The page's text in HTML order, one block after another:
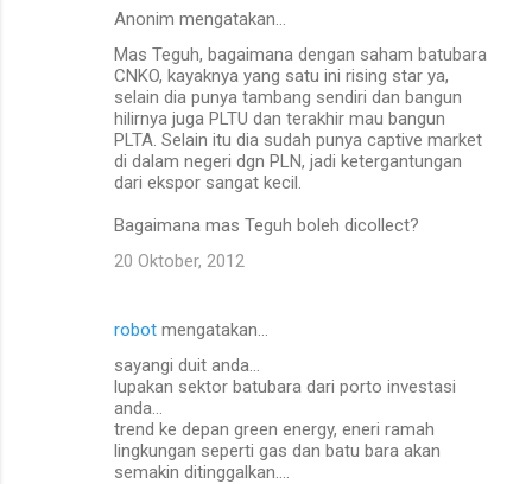
Anonim mengatakan…
Mas Teguh, bagaimana dengan saham batubara
CNKO, kayaknya yang satu ini rising star ya,
selain dia punya tambang sendiri dan bangun
hilirnya juga PLTU dan terakhir mau bangun
PLTA. Selain itu dia sudah punya captive market
di dalam negeri dgn PLN, jadi ketergantungan
dari ekspor sangat kecil.
Bagaimana mas Teguh boleh dicollect?
20 Oktober, 2012
robot mengatakan…
sayangi duit anda...
lupakan sektor batubara dari porto investasi
anda...
trend ke depan green energy, eneri ramah
lingkungan seperti gas dan batu bara akan
semakin ditinggalkan....